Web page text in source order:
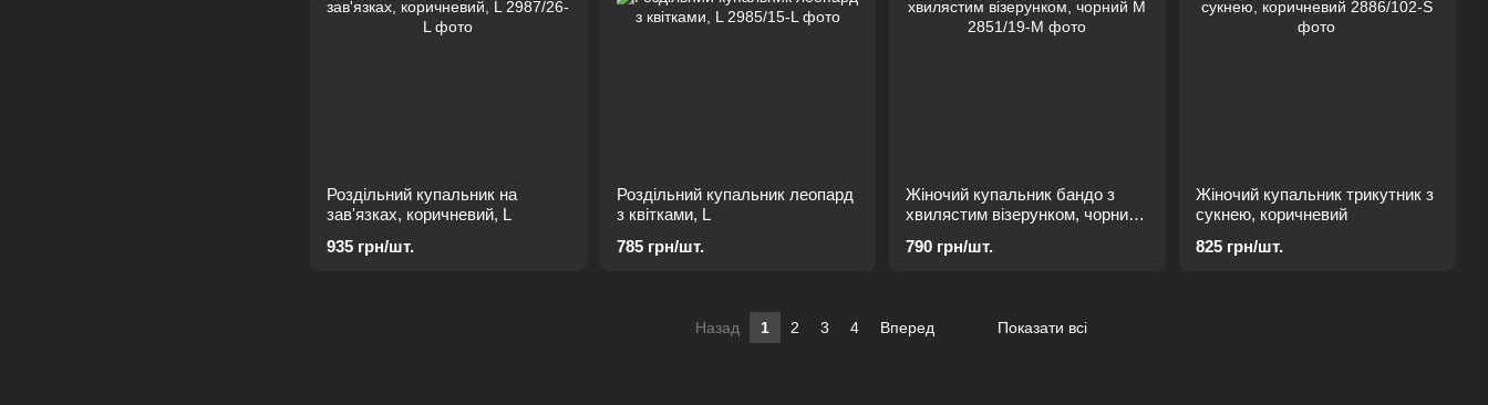
Роздільний купальник на
зав'язках, коричневий, L
935 грн/шт.
Роздільний купальник леопард
з квітками, L
785 грн/шт.
Жіночий купальник бандо з
хвилястим візерунком, чорний
790 грн/шт.
Жіночий купальник трикутник з
сукнею, коричневий
825 грн/шт.
Назад 1 2 3 4 Вперед Показати всі